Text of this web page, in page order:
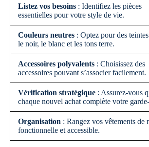
Listez vos besoins : Identifiez les pièces
essentielles pour votre style de vie.
Couleurs neutres : Optez pour des
le noir, le blanc et les tons terre.
Accessoires polyvalents : Choisissez des
accessoires pouvant s’associer facilement.
Vérification stratégique : Assurez-vous
chaque nouvel achat complète votre
Organisation : Rangez vos vêtements de
fonctionnelle et accessible.